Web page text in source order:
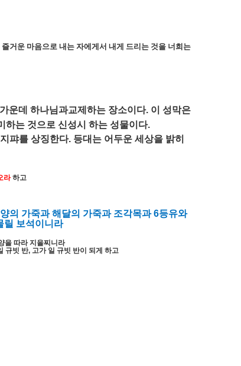
거운 마음으로 내는 자에게서 내게 드리는 것을 너희는
가운데 하나님과교제하는 장소이다. 이
성막은
하는 것으로 신성시 하는 성물이다.
지퍄를 상징한다. 등대는 어두운 세상을 밝히
라 하고
의 가죽과 해달의 가죽과 조각목과6등유와
릴 보석이니라
을 따라 지을찌니라
규빗 반, 고가 일 규빗 반이 되게 하고